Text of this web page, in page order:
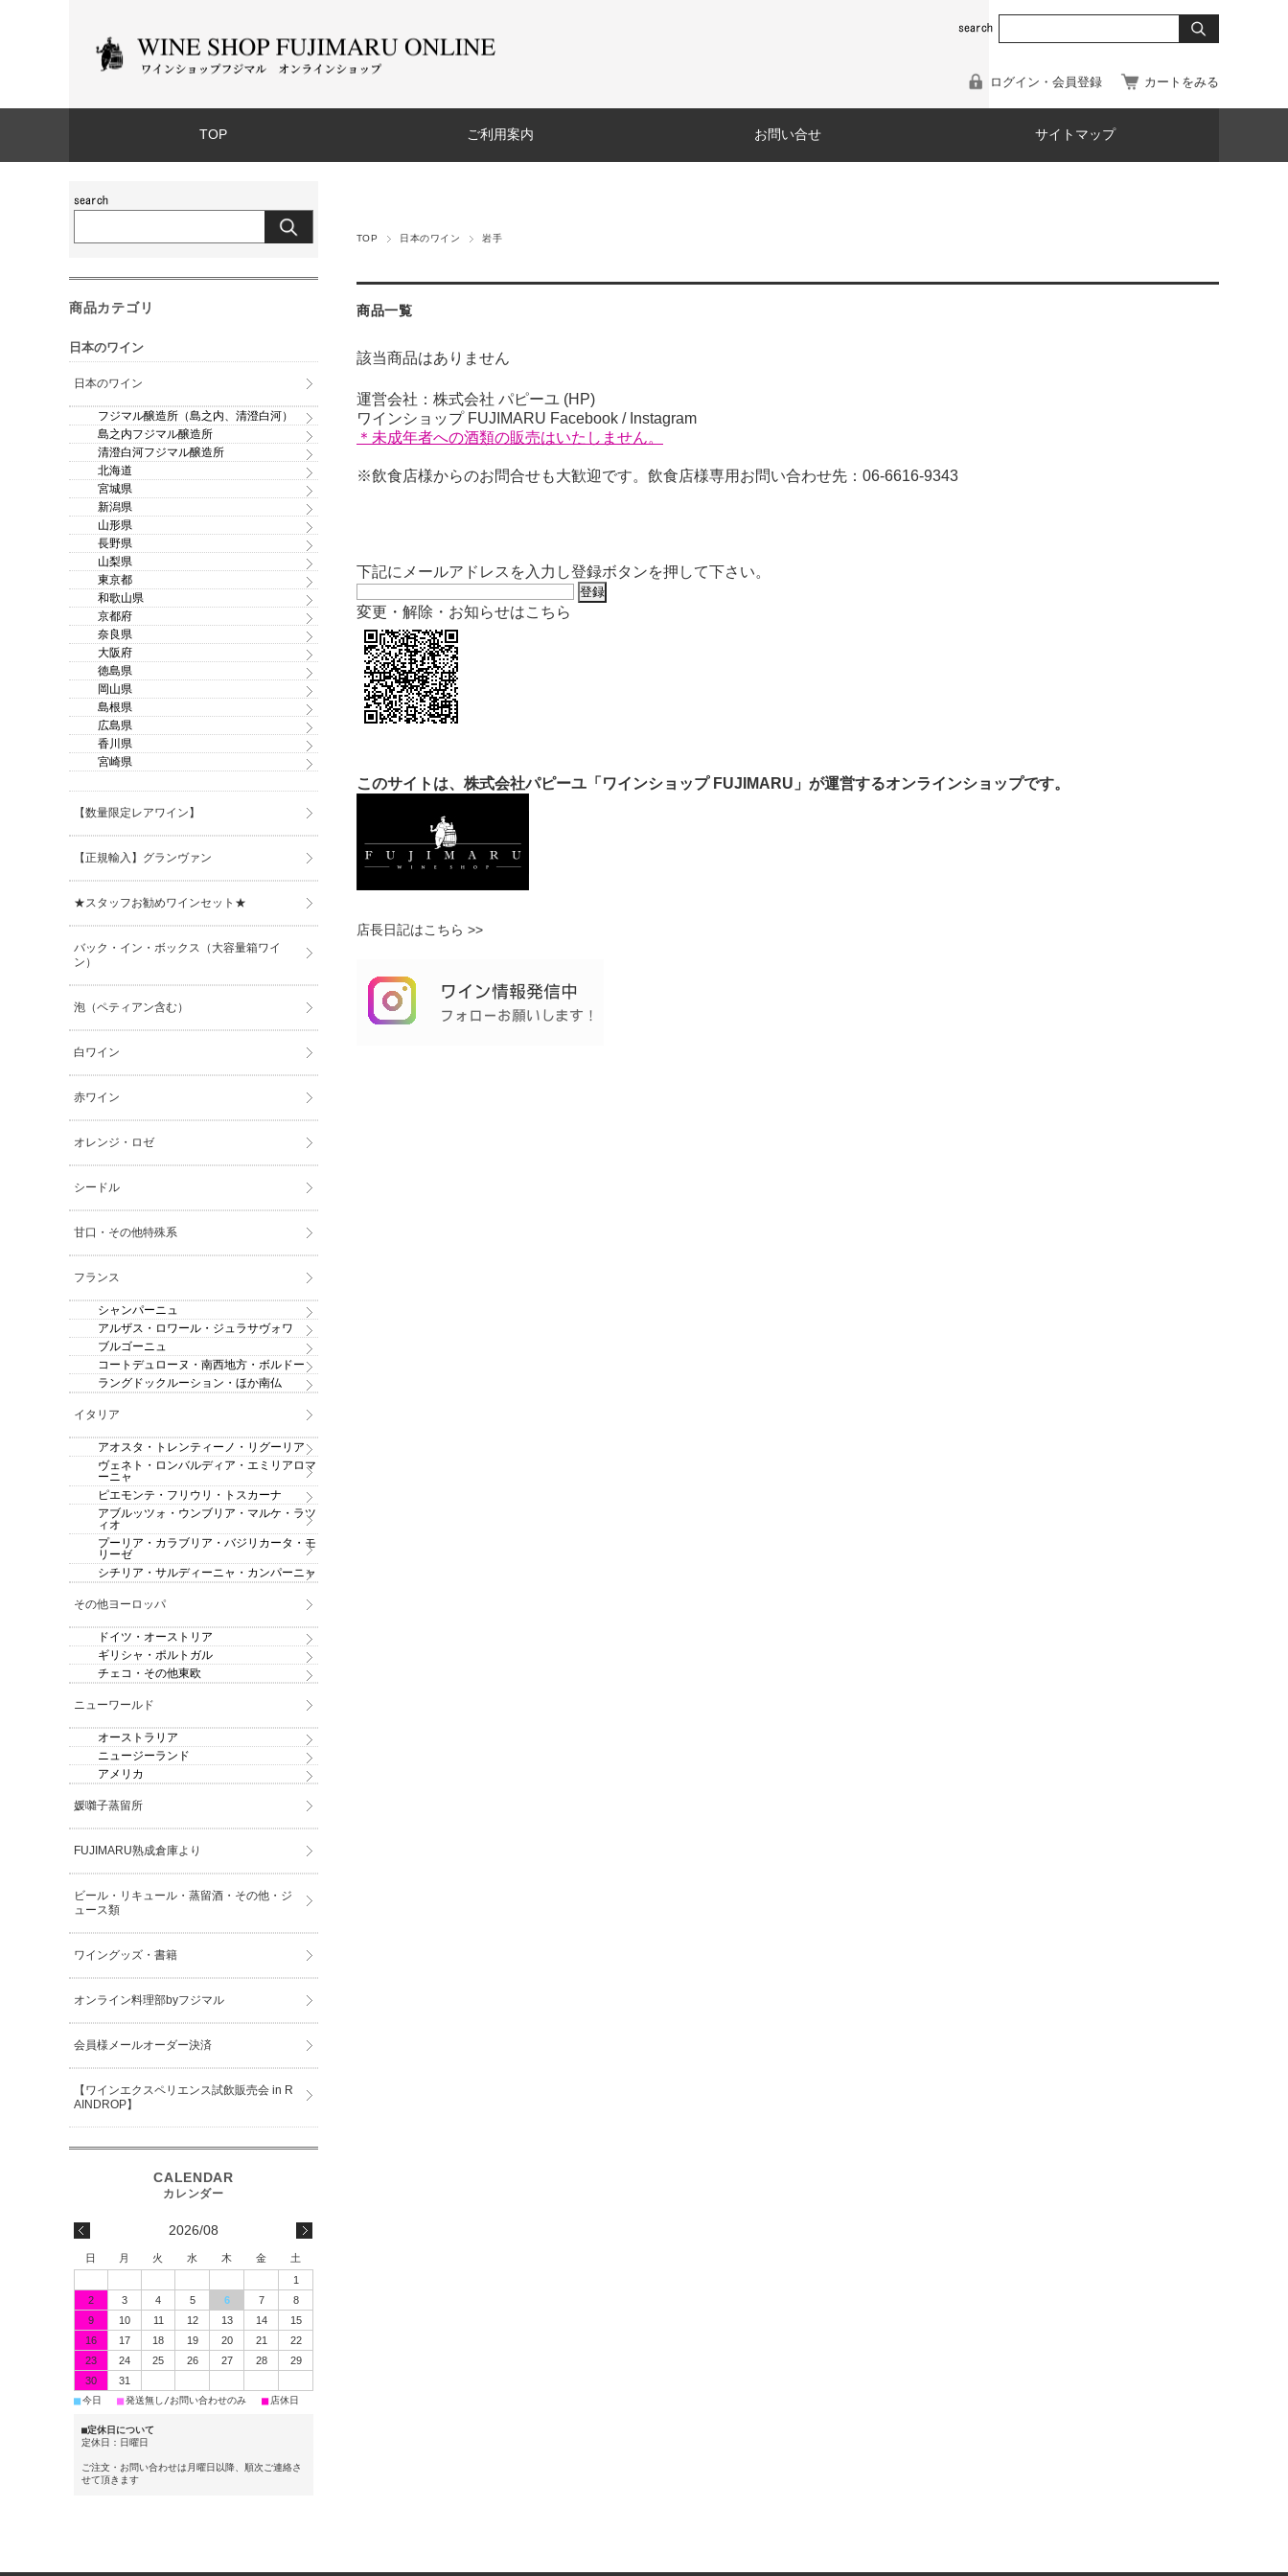
ログイン・会員登録 カートをみる
TOP ご利用案内 お問い合せ サイトマップ
TOP 日本のワイン 岩手
商品一覧
該当商品はありません
運営会社：株式会社 パピーユ (HP)
ワインショップ FUJIMARU Facebook / Instagram
＊未成年者への酒類の販売はいたしません。
※飲食店様からのお問合せも大歓迎です。飲食店様専用お問い合わせ先：06-6616-9343
商品カテゴリ
日本のワイン
日本のワイン
フジマル醸造所（島之内、清澄白河）
島之内フジマル醸造所
清澄白河フジマル醸造所
北海道
宮城県
新潟県
山形県
長野県
山梨県
東京都
和歌山県
京都府
奈良県
大阪府
徳島県
岡山県
島根県
広島県
香川県
宮崎県
【数量限定レアワイン】
【正規輸入】グランヴァン
★スタッフお勧めワインセット★
バック・イン・ボックス（大容量箱ワイ
ン）
泡（ペティアン含む）
白ワイン
赤ワイン
オレンジ・ロゼ
シードル
甘口・その他特殊系
フランス
シャンパーニュ
アルザス・ロワール・ジュラサヴォワ
ブルゴーニュ
コートデュローヌ・南西地方・ボルドー
ラングドックルーション・ほか南仏
イタリア
アオスタ・トレンティーノ・リグーリア
ヴェネト・ロンバルディア・エミリアロマ
ーニャ
ピエモンテ・フリウリ・トスカーナ
アブルッツォ・ウンブリア・マルケ・ラツ
ィオ
プーリア・カラブリア・バジリカータ・モ
リーゼ
シチリア・サルディーニャ・カンパーニャ
その他ヨーロッパ
ドイツ・オーストリア
ギリシャ・ポルトガル
チェコ・その他東欧
ニューワールド
オーストラリア
ニュージーランド
アメリカ
媛囃子蒸留所
FUJIMARU熟成倉庫より
ビール・リキュール・蒸留酒・その他・ジ
ュース類
ワイングッズ・書籍
オンライン料理部byフジマル
会員様メールオーダー決済
【ワインエクスペリエンス試飲販売会 in R
AINDROP】
2026/08
日 月 火 水 木 金
土
1
2
3 4 5 6 7
8
9
10 11 12 13 14
15
16
17 18 19 20 21
22
23
24 25 26 27 28
29
30
31
■今日 ■発送無し/お問い合わせのみ ■ 店休日
■定休日について
定休日：日曜日
ご注文・お問い合わせは月曜日以降、順次ご連絡さ
せて頂きます
下記にメールアドレスを入力し登録ボタンを押して下さい。
変更・解除・お知らせはこちら
このサイトは、株式会社パピーユ「ワインショップ FUJIMARU」が運営するオンラインショップです。
店長日記はこちら >>